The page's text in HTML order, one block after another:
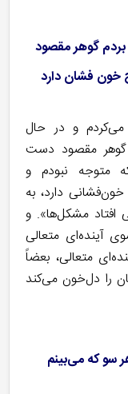
گوهر مقصود
فشان دارد
و در حال
گوهر مقصود دست
متوجه نبودم و
دارد، به
افتاد مشکل‌ها». و
آینده‌ای متعالی
متعالی، بعضاً
را دل‌خون می‌کند
سو که می‌بینم